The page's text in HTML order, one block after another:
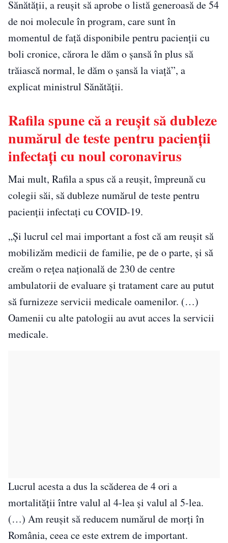
Sănătăţii, a reuşit să aprobe o listă generoasă de 54
de noi molecule în program, care sunt în
momentul de faţă disponibile pentru pacienţii cu
boli cronice, cărora le dăm o şansă în plus să
trăiască normal, le dăm o şansă la viaţă”, a
explicat ministrul Sănătăţii.
Rafila spune că a reușit să dubleze
numărul de teste pentru pacienţii
infectaţi cu noul coronavirus
Mai mult, Rafila a spus că a reuşit, împreună cu
colegii săi, să dubleze numărul de teste pentru
pacienţii infectaţi cu COVID-19.
„Şi lucrul cel mai important a fost că am reuşit să
mobilizăm medicii de familie, pe de o parte, şi să
creăm o reţea naţională de 230 de centre
ambulatorii de evaluare şi tratament care au putut
să furnizeze servicii medicale oamenilor. (…)
Oamenii cu alte patologii au avut acces la servicii
medicale.
Lucrul acesta a dus la scăderea de 4 ori a
mortalităţii între valul al 4-lea şi valul al 5-lea.
(…) Am reuşit să reducem numărul de morţi în
România, ceea ce este extrem de important.